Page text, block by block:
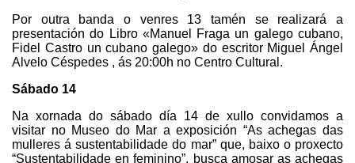
Por outra banda o venres 13 tamén se realizará a
presentación do Libro «Manuel Fraga un galego cubano,
Fidel Castro un cubano galego» do escritor Miguel Ángel
Alvelo Céspedes , ás 20:00h no Centro Cultural.
Sábado 14
Na xornada do sábado día 14 de xullo convidamos a
visitar no Museo do Mar a exposición “As achegas das
mulleres á sustentabilidade do mar” que, baixo o proxecto
“Sustentabilidade en feminino”, busca amosar as achegas